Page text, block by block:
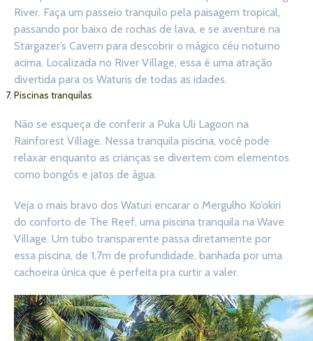
River. Faça um passeio tranquilo pela paisagem tropical,
passando por baixo de rochas de lava, e se aventure na
Stargazer’s Cavern para descobrir o mágico céu noturno
acima. Localizada no River Village, essa é uma atração
divertida para os Waturis de todas as idades.
Piscinas tranquilas
Não se esqueça de conferir a Puka Uli Lagoon na
Rainforest Village. Nessa tranquila piscina, você pode
relaxar enquanto as crianças se divertem com elementos
como bongôs e jatos de água.
Veja o mais bravo dos Waturi encarar o Mergulho Ko’okiri
do conforto de The Reef, uma piscina tranquila na Wave
Village. Um tubo transparente passa diretamente por
essa piscina, de 1,7m de profundidade, banhada por uma
cachoeira única que é perfeita pra curtir a valer.